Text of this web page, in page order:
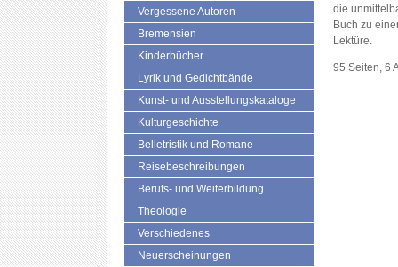
Vergessene Autoren
Bremensien
Kinderbücher
Lyrik und Gedichtbände
Kunst- und Ausstellungskataloge
Kulturgeschichte
Belletristik und Romane
Reisebeschreibungen
Berufs- und Weiterbildung
Theologie
Verschiedenes
Neuerscheinungen
die
Buch zu
Lektüre.
95 Seiten, 6